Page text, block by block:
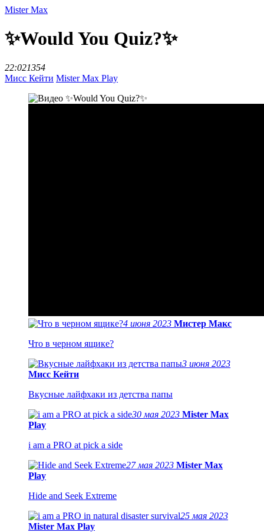
Mister Max
✨Would You Quiz?✨
22:021354
Мисс Кейти Mister Max Play
4 июня 2023 Мистер Макс
Что в черном ящике?
3 июня 2023
Мисс Кейти
Вкусные лайфхаки из детства папы
30 мая 2023 Mister Max
Play
i am a PRO at pick a side
27 мая 2023 Mister Max
Play
Hide and Seek Extreme
25 мая 2023
Mister Max Play